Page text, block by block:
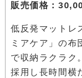
販売価格：
低反発マットレ
ミアケア」の布
で収納ラクラク
採用し長時間横